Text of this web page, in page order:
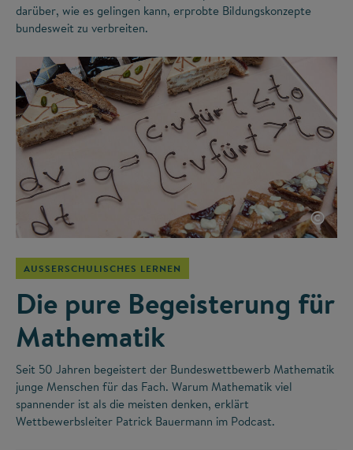
darüber, wie es gelingen kann, erprobte Bildungskonzepte
bundesweit zu verbreiten.
©
AUSSERSCHULISCHES LERNEN
Die pure Begeisterung für
Mathematik
Seit 50 Jahren begeistert der Bundeswettbewerb Mathematik
junge Menschen für das Fach. Warum Mathematik viel
spannender ist als die meisten denken, erklärt
Wettbewerbsleiter Patrick Bauermann im Podcast.